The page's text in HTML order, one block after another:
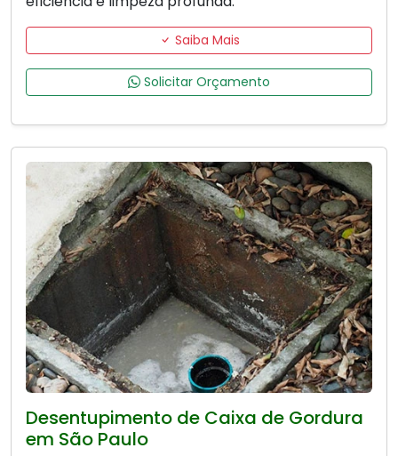
Saiba Mais
Solicitar Orçamento
Desentupimento de Caixa de Gordura
em São Paulo